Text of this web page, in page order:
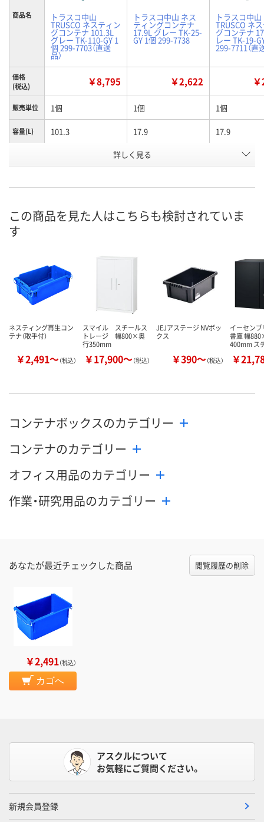
商品名 トラスコ中山
TRUSCO ネスティン
グコンテナ 101.3L
グレー TK-110-GY 1
個 299-7703（直送
品）
トラスコ中山 ネス
ティングコンテナ
17.9L グレー TK-25-
GY 1個 299-7738
トラスコ中山
TRUSCO ネ
グコンテナ
レー TK-19-
299-7711（直
価格
(税込)
￥8,795 ￥2,622
販売単位 1個 1個 1個
容量(L) 101.3 17.9 17.9
369
お申込番
号
4393434 4393452 4392769
お届け日 8月12日（水） 8月12日（水）
数量
カゴへ
お取り扱い終了しま
した
カ
詳しく見る
この商品を見た人はこちらも検討されていま
す
ネスティング再生コン
テナ（取手付）
￥2,491～（税込）
スマイル スチールス
トレージ 幅800×奥
行350mm
￥17,900～（税込）
JEJアステージ NVボッ
クス
￥390～（税込）
イーセン
書庫 幅
400mm ス
￥
コンテナボックスのカテゴリー
コンテナのカテゴリー
オフィス用品のカテゴリー
作業・研究用品のカテゴリー
あなたが最近チェックした商品 閲覧履歴の削除
￥2,491（税込）
カゴへ
アスクルについて
お気軽にご質問ください。
新規会員登録